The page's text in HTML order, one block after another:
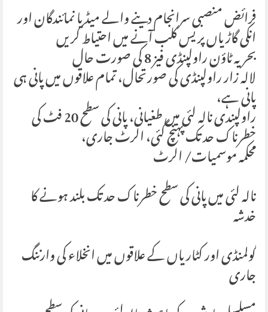
فرائض منصبی سرانجام دینے والے میڈیا نمائندگان اور
انکی گاڑیاں پریس کلب آنے میں احتیاط کریں
بحریہ ٹاؤن راولپنڈی فیز 8 کی صورت حال
لالہ زار راولپنڈی کی صورتحال، تمام علاقوں میں پانی ہی
پانی ہے، راولپندی نالہ لئی میں طغیانی، پانی کی سطح 20 فٹ کی خطرناک حد تک پہنچ گئی، الرٹ جاری،
محکمہ موسمیات/ الرٹ
نالہ لئی میں پانی کی سطح خطرناک حد تک بلند ہونے کا
خدشہ
گولمنڈی اور کٹاریاں کے علاقوں میں انخلاء کی وارننگ
جاری